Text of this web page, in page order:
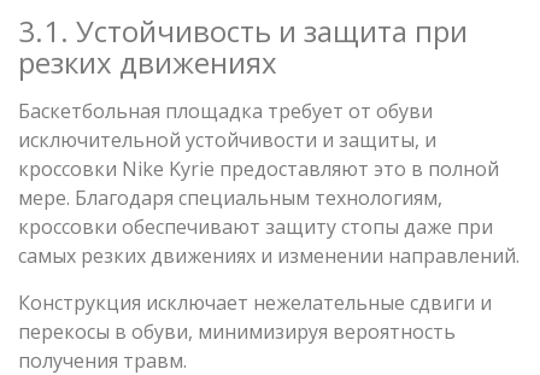
3.1. Устойчивость и защита при
резких движениях
Баскетбольная площадка требует от обуви
исключительной устойчивости и защиты, и
кроссовки Nike Kyrie предоставляют это в полной
мере. Благодаря специальным технологиям,
кроссовки обеспечивают защиту стопы даже при
самых резких движениях и изменении направлений.
Конструкция исключает нежелательные сдвиги и
перекосы в обуви, минимизируя вероятность
получения травм.